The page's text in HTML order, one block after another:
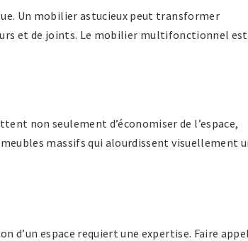
Un mobilier astucieux peut transformer
et de joints. Le mobilier multifonctionnel est
non seulement d’économiser de l’espace,
massifs qui alourdissent visuellement
d’un espace requiert une expertise. Faire